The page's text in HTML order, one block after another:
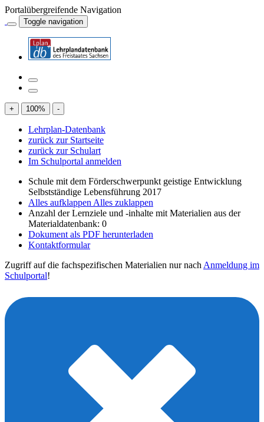
Portalübergreifende Navigation
Toggle navigation
+ 100% -
Lehrplan-Datenbank
zurück zur Startseite
zurück zur Schulart
Im Schulportal anmelden
Schule mit dem Förderschwerpunkt geistige Entwicklung
Selbstständige Lebensführung 2017
Alles aufklappen Alles zuklappen
Anzahl der Lernziele und -inhalte mit Materialien aus der
Materialdatenbank: 0
Dokument als PDF herunterladen
Kontaktformular
Zugriff auf die fachspezifischen Materialien nur nach Anmeldung im
Schulportal!